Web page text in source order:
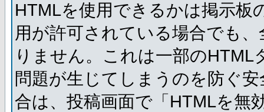
HTMLを使用できるかは掲示板
用が許可されている場合でも
りません。これは一部の
問題が生じてしまうのを防ぐ
合は、投稿画面で「HTMLを無